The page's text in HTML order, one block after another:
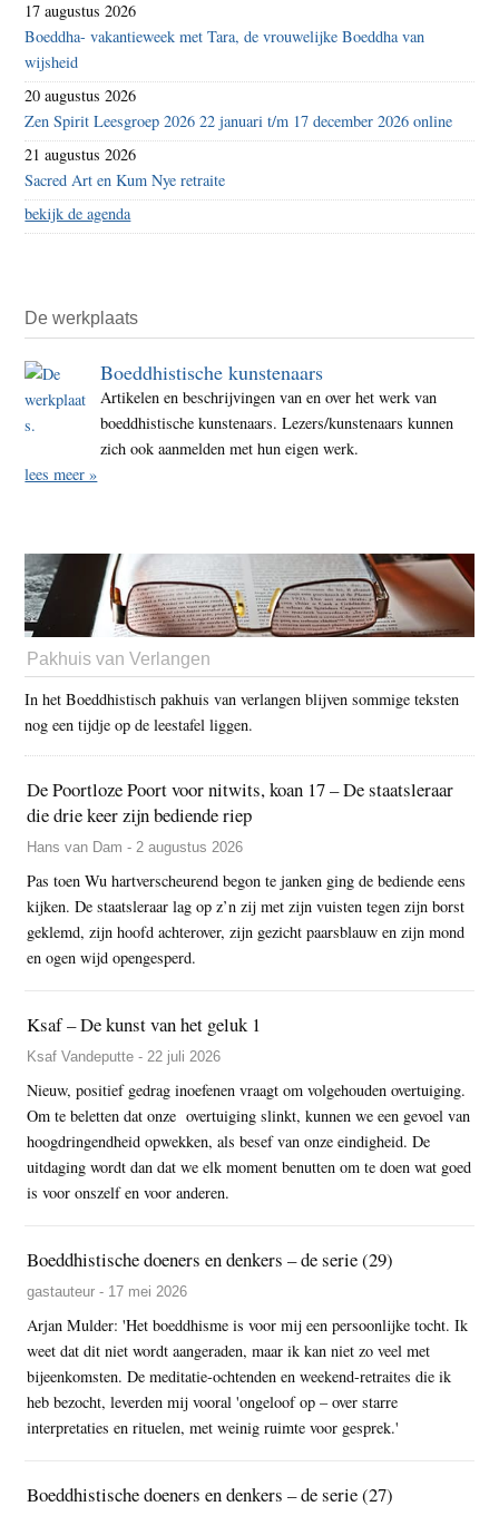
17 augustus 2026
Boeddha- vakantieweek met Tara, de vrouwelijke Boeddha van
wijsheid
20 augustus 2026
Zen Spirit Leesgroep 2026 22 januari t/m 17 december 2026 online
21 augustus 2026
Sacred Art en Kum Nye retraite
bekijk de agenda
De werkplaats
Boeddhistische kunstenaars
Artikelen en beschrijvingen van en over het werk van
boeddhistische kunstenaars. Lezers/kunstenaars kunnen
zich ook aanmelden met hun eigen werk.
lees meer »
Pakhuis van Verlangen
In het Boeddhistisch pakhuis van verlangen blijven sommige teksten
nog een tijdje op de leestafel liggen.
De Poortloze Poort voor nitwits, koan 17 – De staatsleraar
die drie keer zijn bediende riep
Hans van Dam - 2 augustus 2026
Pas toen Wu hartverscheurend begon te janken ging de bediende eens
kijken. De staatsleraar lag op z’n zij met zijn vuisten tegen zijn borst
geklemd, zijn hoofd achterover, zijn gezicht paarsblauw en zijn mond
en ogen wijd opengesperd.
Ksaf – De kunst van het geluk 1
Ksaf Vandeputte - 22 juli 2026
Nieuw, positief gedrag inoefenen vraagt om volgehouden overtuiging.
Om te beletten dat onze overtuiging slinkt, kunnen we een gevoel van
hoogdringendheid opwekken, als besef van onze eindigheid. De
uitdaging wordt dan dat we elk moment benutten om te doen wat goed
is voor onszelf en voor anderen.
Boeddhistische doeners en denkers – de serie (29)
gastauteur - 17 mei 2026
Arjan Mulder: 'Het boeddhisme is voor mij een persoonlijke tocht. Ik
weet dat dit niet wordt aangeraden, maar ik kan niet zo veel met
bijeenkomsten. De meditatie-ochtenden en weekend-retraites die ik
heb bezocht, leverden mij vooral 'ongeloof op – over starre
interpretaties en rituelen, met weinig ruimte voor gesprek.'
Boeddhistische doeners en denkers – de serie (27)